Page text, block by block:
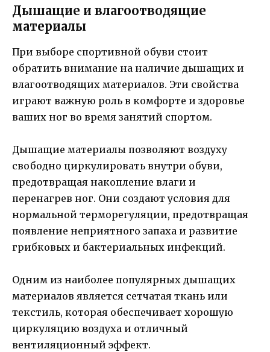
Дышащие и влагоотводящие
материалы
При выборе спортивной обуви стоит
обратить внимание на наличие дышащих и
влагоотводящих материалов. Эти свойства
играют важную роль в комфорте и здоровье
ваших ног во время занятий спортом.
Дышащие материалы позволяют воздуху
свободно циркулировать внутри обуви,
предотвращая накопление влаги и
перенагрев ног. Они создают условия для
нормальной терморегуляции, предотвращая
появление неприятного запаха и развитие
грибковых и бактериальных инфекций.
Одним из наиболее популярных дышащих
материалов является сетчатая ткань или
текстиль, которая обеспечивает хорошую
циркуляцию воздуха и отличный
вентиляционный эффект.